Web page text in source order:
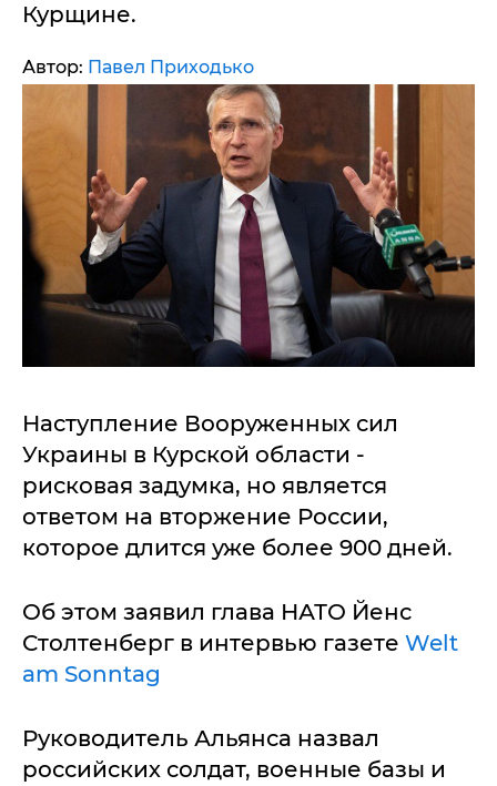
Курщине.
Автор: Павел Приходько
Наступление Вооруженных сил
Украины в Курской области -
рисковая задумка, но является
ответом на вторжение России,
которое длится уже более 900 дней.
Об этом заявил глава НАТО Йенс
Столтенберг в интервью газете Welt
am Sonntag
Руководитель Альянса назвал
российских солдат, военные базы и